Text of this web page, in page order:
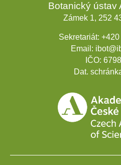
Botanický ústav
Zámek 1, 252
Sekretariát:
Email:
IČO:
Dat.